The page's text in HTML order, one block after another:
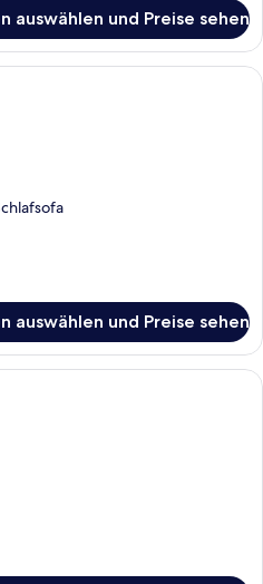
auswählen und Preise sehen
Ein modernes Hotelzimmer mit zwei
auswählen und Preise sehen
Ein Hotelzimmer mit einem Bett,